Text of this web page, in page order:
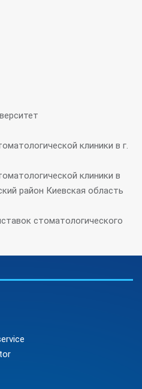
клиники в г.
клиники в
район Киевская область
стоматологического